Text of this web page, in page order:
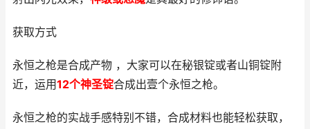
获取方式
永恒之枪是合成产物 ，大家可以在秘银锭或者山铜锭附
近，运用12个神圣锭合成出壹个永恒之枪。
永恒之枪的实战手感特别不错，合成材料也能轻松获取，